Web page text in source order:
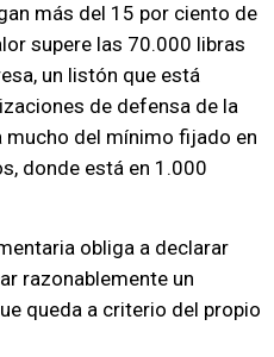
más del 15 por ciento de
supere las 70.000 libras
un listón que está
de defensa de la
del mínimo fijado en
donde está en 1.000
obliga a declarar
razonablemente un
queda a criterio del propio